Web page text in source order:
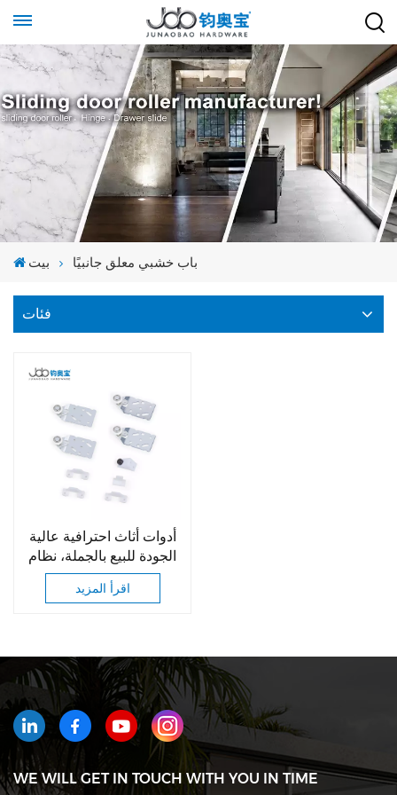
بيت باب خشبي معلق جانبيًا
فئات
أدوات أثاث احترافية عالية
الجودة للبيع بالجملة، نظام
انزلاق جانبي لباب الخزانة
مع عجلات
اقرأ المزيد
WE WILL GET IN TOUCH WITH YOU IN TIME